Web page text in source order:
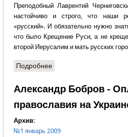
Преподобный Лаврентий
настойчиво и строго, что наши
«русский». И обязательно нужно
что было Крещение Руси, а не
второй Иерусалим и мать русских
Подробнеео О Руси, ересях и
Александр Бобров -
православия на
Архив:
№1 январь 2009